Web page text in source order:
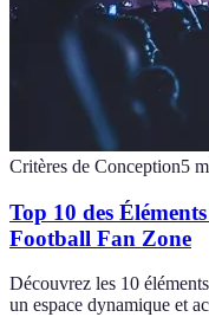
Critères de Conception5
Top 10 des
Football Fan Zone
Découvrez les 10
un espace dynamique et